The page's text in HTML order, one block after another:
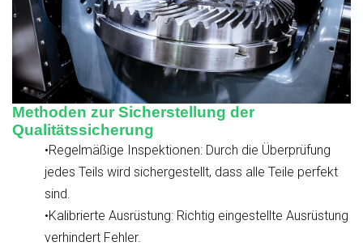
Methoden zur Sicherstellung der
Qualitätssicherung
•Regelmäßige Inspektionen: Durch die Überprüfung
jedes Teils wird sichergestellt, dass alle Teile perfekt
sind.
•Kalibrierte Ausrüstung: Richtig eingestellte Ausrüstung
verhindert Fehler.